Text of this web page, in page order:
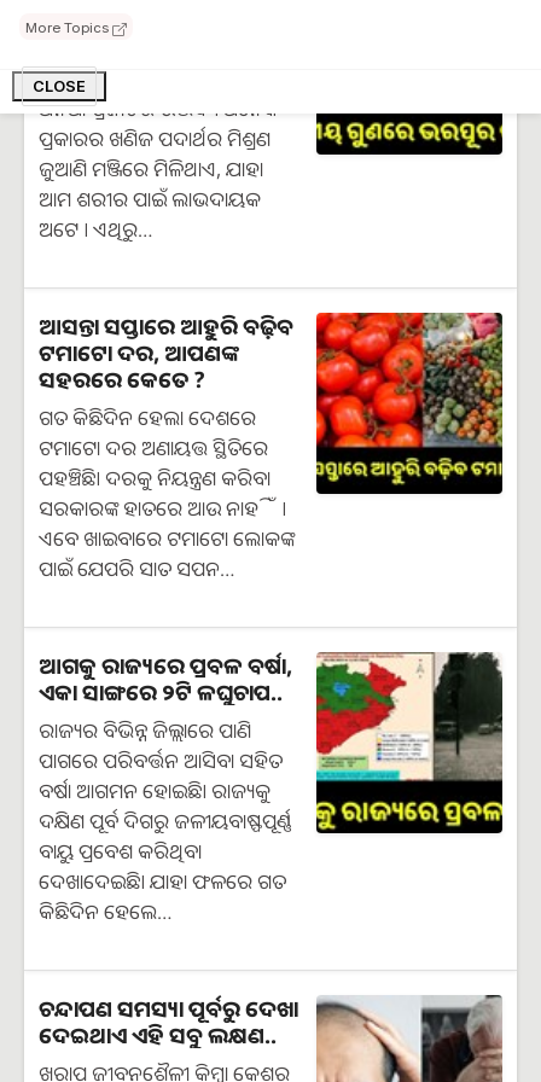
More Topics
CLOSE
ହୋଇପାରିବେ ଲାଭବାନ...
ଜୁଆଣି ଉଦ୍ଭିଦ ବୁଦା ଆକୃତିର, ଏହା
ଧନିଆ ପ୍ରଜାତିର ଉଦ୍ଭିଦ । ଅନେକ
ପ୍ରକାରର ଖଣିଜ ପଦାର୍ଥର ମିଶ୍ରଣ
ଜୁଆଣି ମଞ୍ଜିରେ ମିଳିଥାଏ, ଯାହା
ଆମ ଶରୀର ପାଇଁ ଲାଭଦାୟକ
ଅଟେ । ଏଥିରୁ…
ଆସନ୍ତା ସପ୍ତାରେ ଆହୁରି ବଢ଼ିବ
ଟମାଟୋ ଦର, ଆପଣଙ୍କ
ସହରରେ କେତେ ?
ଗତ କିଛିଦିନ ହେଲା ଦେଶରେ
ଟମାଟୋ ଦର ଅଣାୟତ୍ତ ସ୍ଥିତିରେ
ପହଞ୍ଚିଛି। ଦରକୁ ନିୟନ୍ତ୍ରଣ କରିବା
ସରକାରଙ୍କ ହାତରେ ଆଉ ନାହିଁ ।
ଏବେ ଖାଇବାରେ ଟମାଟୋ ଲୋକଙ୍କ
ପାଇଁ ଯେପରି ସାତ ସପନ…
ଆଗକୁ ରାଜ୍ୟରେ ପ୍ରବଳ ବର୍ଷା,
ଏକା ସାଙ୍ଗରେ ୨ଟି ଳଘୁଚାପ..
ରାଜ୍ୟର ବିଭିନ୍ନ ଜିଲ୍ଲାରେ ପାଣି
ପାଗରେ ପରିବର୍ତ୍ତନ ଆସିବା ସହିତ
ବର୍ଷା ଆଗମନ ହୋଇଛି। ରାଜ୍ୟକୁ
ଦକ୍ଷିଣ ପୂର୍ବ ଦିଗରୁ ଜଳୀୟବାଷ୍ଫପୂର୍ଣ୍ଣ
ବାୟୁ ପ୍ରବେଶ କରିଥିବା
ଦେଖାଦେଇଛି। ଯାହା ଫଳରେ ଗତ
କିଛିଦିନ ହେଲେ…
ଚନ୍ଦାପଣ ସମସ୍ୟା ପୂର୍ବରୁ ଦେଖା
ଦେଇଥାଏ ଏହି ସବୁ ଲକ୍ଷଣ..
ଖରାପ ଜୀବନଶୈଳୀ କିମ୍ବା କେଶର